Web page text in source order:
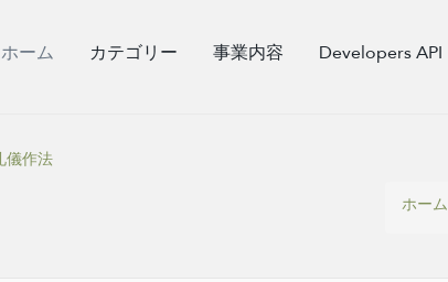
ホーム カテゴリー 事業内容 Developers API
儀作法
ホーム